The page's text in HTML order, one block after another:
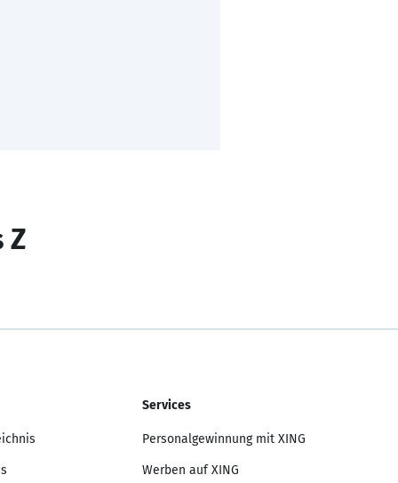
Z
Services
Personalgewinnung mit XING
Werben auf XING